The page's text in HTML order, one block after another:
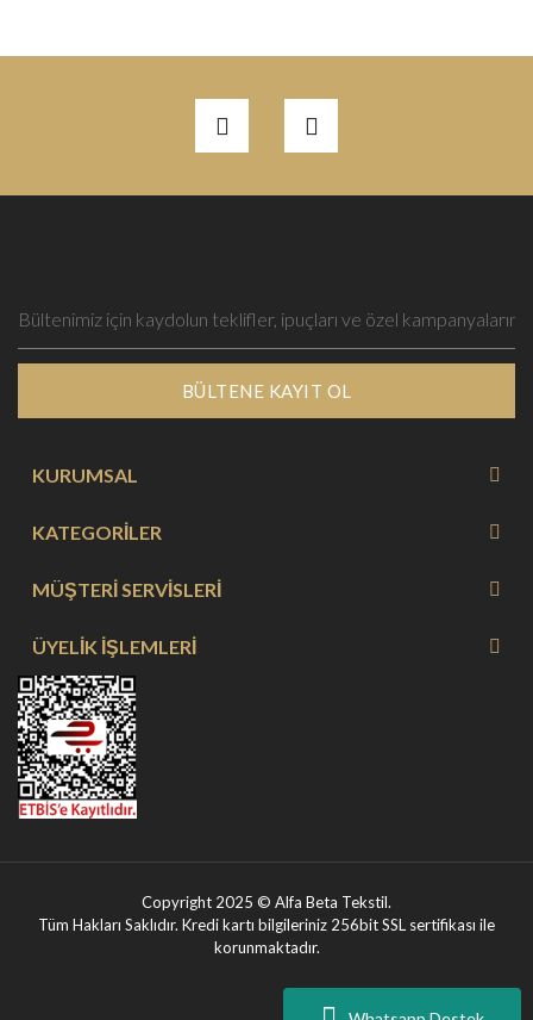
BÜLTENE KAYIT OL
KURUMSAL
KATEGORİLER
MÜŞTERİ SERVİSLERİ
ÜYELİK İŞLEMLERİ
Copyright 2025 © Alfa Beta Tekstil.
Tüm Hakları Saklıdır. Kredi kartı bilgileriniz 256bit SSL sertifikası ile
korunmaktadır.